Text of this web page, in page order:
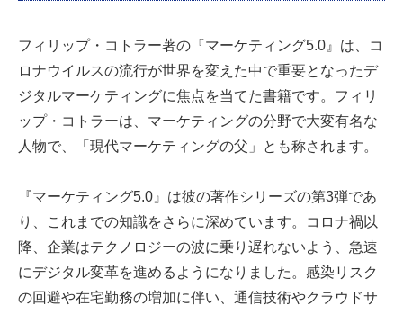
フィリップ・コトラー著の『マーケティング5.0』は、コ
ロナウイルスの流行が世界を変えた中で重要となったデ
ジタルマーケティングに焦点を当てた書籍です。フィリ
ップ・コトラーは、マーケティングの分野で大変有名な
人物で、「現代マーケティングの父」とも称されます。
『マーケティング5.0』は彼の著作シリーズの第3弾であ
り、これまでの知識をさらに深めています。コロナ禍以
降、企業はテクノロジーの波に乗り遅れないよう、急速
にデジタル変革を進めるようになりました。感染リスク
の回避や在宅勤務の増加に伴い、通信技術やクラウドサ